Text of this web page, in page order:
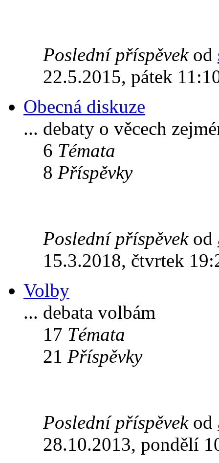
Poslední příspěvekod
22.5.2015, pátek
Obecná diskuze
... debaty o věcech
6 Témata
8 Příspěvky
Poslední příspěvekod
15.3.2018, čtvrtek
Volby
... debata volbám
17 Témata
21 Příspěvky
Poslední příspěvekod
28.10.2013, pondělí